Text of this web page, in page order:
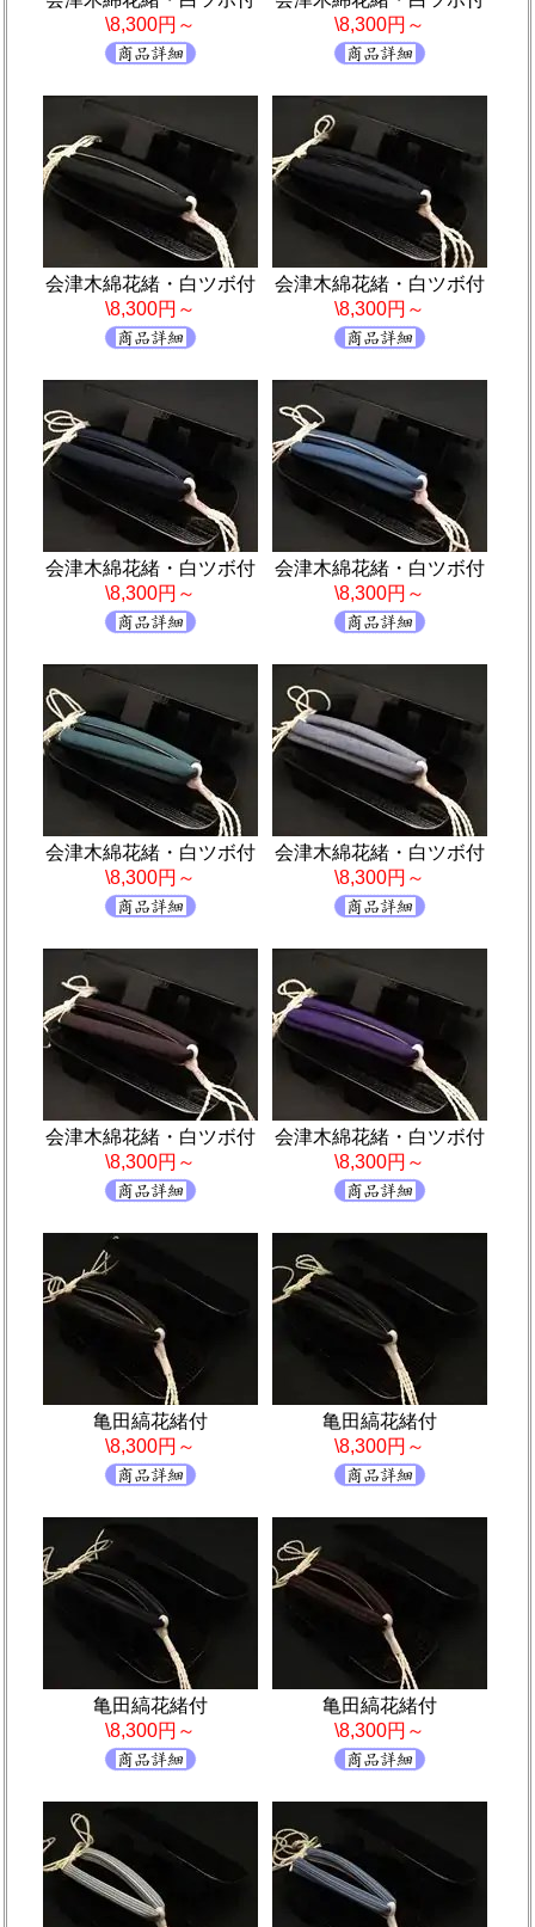
\8,300円～
\8,300円～
会津木綿花緒・白ツボ付
\8,300円～
会津木綿花緒・白ツボ付
\8,300円～
会津木綿花緒・白ツボ付
\8,300円～
会津木綿花緒・白ツボ付
\8,300円～
会津木綿花緒・白ツボ付
\8,300円～
会津木綿花緒・白ツボ付
\8,300円～
会津木綿花緒・白ツボ付
\8,300円～
会津木綿花緒・白ツボ付
\8,300円～
亀田縞花緒付
\8,300円～
亀田縞花緒付
\8,300円～
亀田縞花緒付
\8,300円～
亀田縞花緒付
\8,300円～